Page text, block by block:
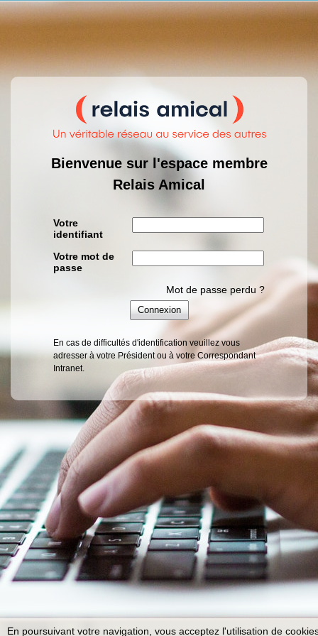
Bienvenue sur l'espace membre
Relais Amical
Votre
identifiant
Votre mot de
passe
Mot de passe perdu ?
En cas de difficultés d'identification veuillez vous
adresser à votre Président ou à votre Correspondant
Intranet.
En poursuivant votre navigation, vous acceptez l'utilisation de